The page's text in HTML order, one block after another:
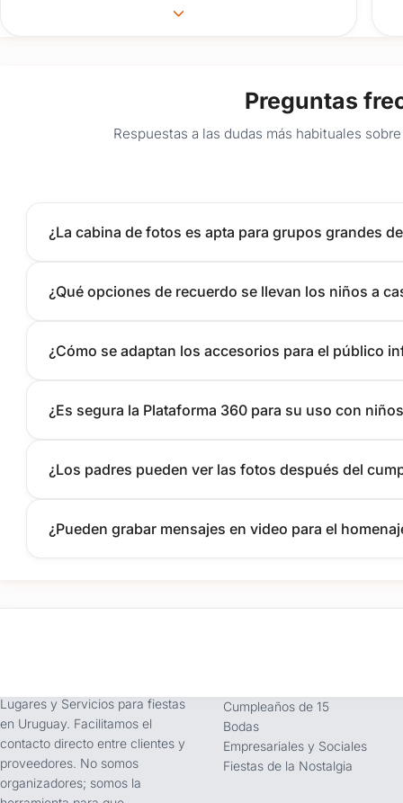
Preguntas
Respuestas a las dudas más habituales
¿La cabina de fotos es apta para grupos grandes
¿Qué opciones de recuerdo se llevan los niños a
¿Cómo se adaptan los accesorios para el público
¿Es segura la Plataforma 360 para su uso con
¿Los padres pueden ver las fotos después del
¿Pueden grabar mensajes en video para el
Lugares y Servicios para fiestas
en Uruguay. Facilitamos el
contacto directo entre clientes y
proveedores. No somos
organizadores; somos la
Cumpleaños de 15
Bodas
Empresariales y Sociales
Fiestas de la Nostalgia